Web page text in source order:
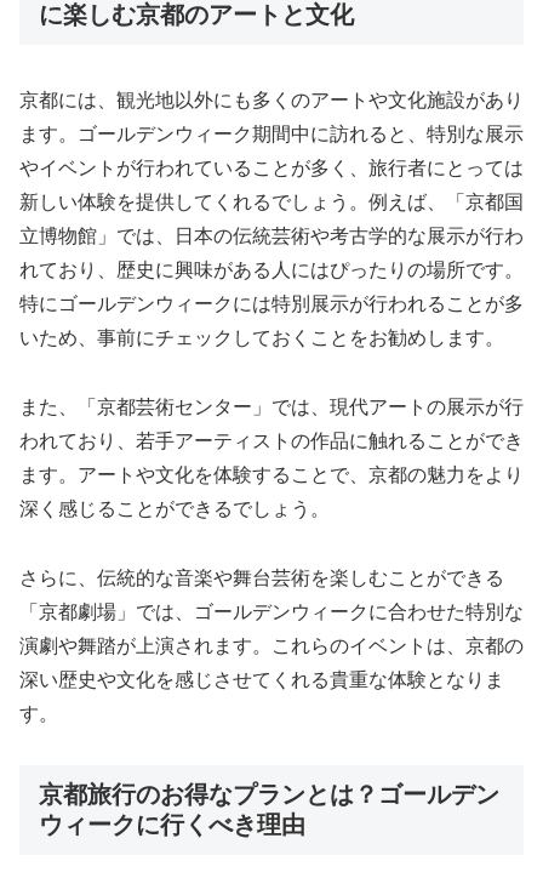
に楽しむ京都のアートと文化
京都には、観光地以外にも多くのアートや文化施設があり
ます。ゴールデンウィーク期間中に訪れると、特別な展示
やイベントが行われていることが多く、旅行者にとっては
新しい体験を提供してくれるでしょう。例えば、「京都国
立博物館」では、日本の伝統芸術や考古学的な展示が行わ
れており、歴史に興味がある人にはぴったりの場所です。
特にゴールデンウィークには特別展示が行われることが多
いため、事前にチェックしておくことをお勧めします。
また、「京都芸術センター」では、現代アートの展示が行
われており、若手アーティストの作品に触れることができ
ます。アートや文化を体験することで、京都の魅力をより
深く感じることができるでしょう。
さらに、伝統的な音楽や舞台芸術を楽しむことができる
「京都劇場」では、ゴールデンウィークに合わせた特別な
演劇や舞踏が上演されます。これらのイベントは、京都の
深い歴史や文化を感じさせてくれる貴重な体験となりま
す。
京都旅行のお得なプランとは？ゴールデン
ウィークに行くべき理由